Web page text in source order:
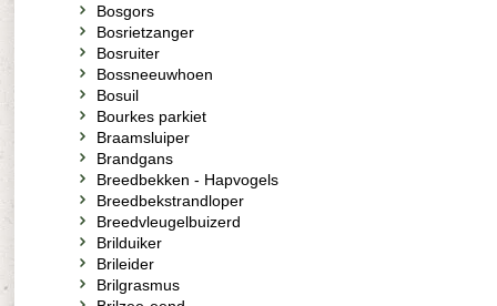
Bosgors
Bosrietzanger
Bosruiter
Bossneeuwhoen
Bosuil
Bourkes parkiet
Braamsluiper
Brandgans
Breedbekken - Hapvogels
Breedbekstrandloper
Breedvleugelbuizerd
Brilduiker
Brileider
Brilgrasmus